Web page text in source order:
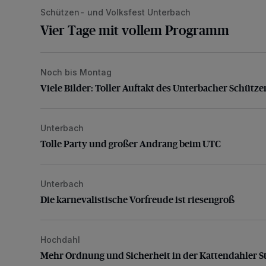
Schützen- und Volksfest Unterbach
Vier Tage mit vollem Programm
Viele Bilder: Toller Auftakt des Unterbacher
Noch bis Montag
Viele Bilder: Toller Auftakt des Unterbacher
Tolle Party und großer Andrang beim UTC
Unterbach
Tolle Party und großer Andrang beim UTC
Die karnevalistische Vorfreude ist riesengroß
Unterbach
Die karnevalistische Vorfreude ist riesengroß
Mehr Ordnung und Sicherheit in der Kattendahler
Hochdahl
Mehr Ordnung und Sicherheit in der Kattendahler